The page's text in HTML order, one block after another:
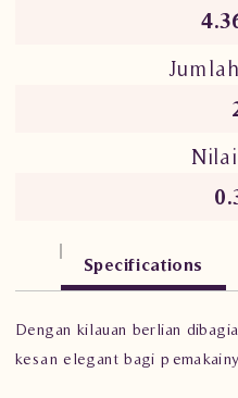
Specifications
Dengan kilauan berlian
kesan elegant bagi